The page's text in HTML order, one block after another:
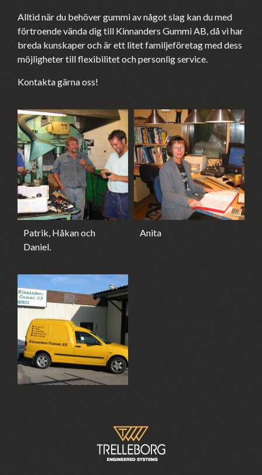
Alltid när du behöver gummi av något slag kan du med
förtroende vända dig till Kinnanders Gummi AB, då vi har
breda kunskaper och är ett litet familjeföretag med dess
möjligheter till flexibilitet och personlig service.
Kontakta gärna oss!
Patrik, Håkan och
Daniel.
Anita